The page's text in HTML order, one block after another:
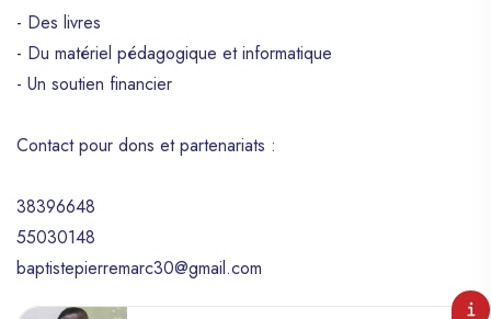
Facebook :
https://www.facebook.com/appolon.guyalain
alain-298424113 Instagram :
- Des livres
- Du matériel pédagogique et informatique
- Un soutien financier
Contact pour dons et partenariats :
38396648
55030148
baptistepierremarc30@gmail.com